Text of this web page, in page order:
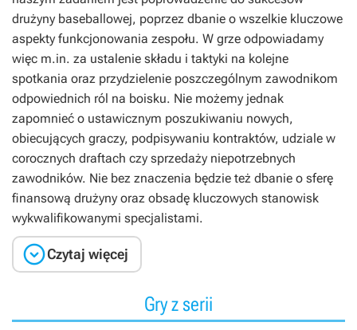
drużyny baseballowej, poprzez dbanie o wszelkie kluczowe
aspekty funkcjonowania zespołu. W grze odpowiadamy
więc m.in. za ustalenie składu i taktyki na kolejne
spotkania oraz przydzielenie poszczególnym zawodnikom
odpowiednich ról na boisku. Nie możemy jednak
zapomnieć o ustawicznym poszukiwaniu nowych,
obiecujących graczy, podpisywaniu kontraktów, udziale w
corocznych draftach czy sprzedaży niepotrzebnych
zawodników. Nie bez znaczenia będzie też dbanie o sferę
finansową drużyny oraz obsadę kluczowych stanowisk
wykwalifikowanymi specjalistami.
Czytaj więcej
Gry z serii